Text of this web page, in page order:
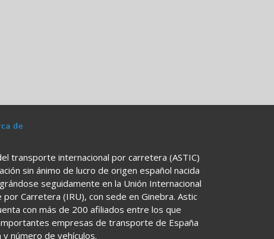
de
transporte internacional por carretera (ASTIC)
sin ánimo de lucro de origen español nacida
seguidamente en la Unión Internacional
Carretera (IRU), con sede en Ginebra. Astic
con más de 200 afiliados entre los que
empresas de transporte de España
número de vehículos.